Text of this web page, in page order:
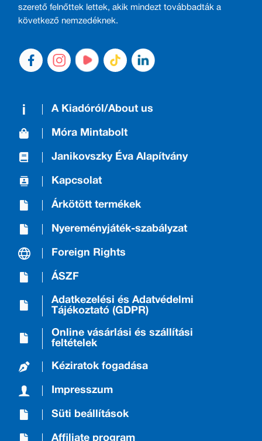
szerető felnőttek lettek, akik mindezt továbbadták a
következő nemzedéknek.
A Kiadóról/About us
Móra Mintabolt
Janikovszky Éva Alapítvány
Kapcsolat
Árkötött termékek
Nyereményjáték-szabályzat
Foreign Rights
ÁSZF
Adatkezelési és Adatvédelmi
Tájékoztató (GDPR)
Online vásárlási és szállítási
feltételek
Kéziratok fogadása
Impresszum
Süti beállítások
Affiliate program